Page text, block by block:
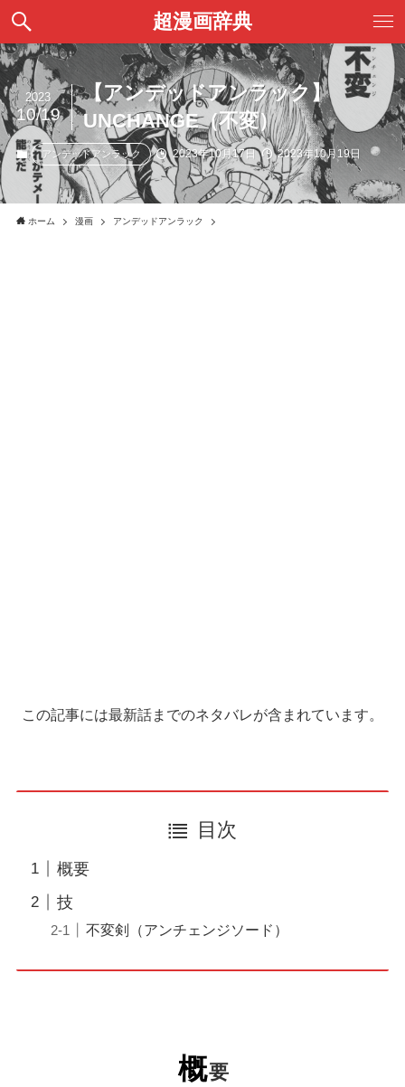
超漫画辞典
【アンデッドアンラック】
UNCHANGE（不変）
2023
10/19
アンデッドアンラック 2023年10月17日 2023年10月19日
ホーム 漫画 アンデッドアンラック
この記事には最新話までのネタバレが含まれています。
目次
概要
技
不変剣（アンチェンジソード）
概要